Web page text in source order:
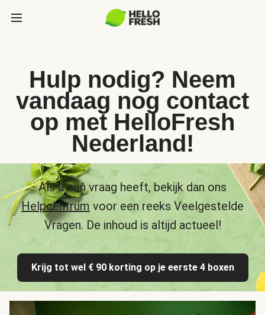
Hulp nodig? Neem
vandaag nog contact
op met HelloFresh
Nederland!
Als u een vraag heeft, bekijk dan ons
Helpcentrum voor een reeks Veelgestelde
Vragen. De inhoud is altijd actueel!
Krijg tot wel € 90 korting op je eerste 4 boxen